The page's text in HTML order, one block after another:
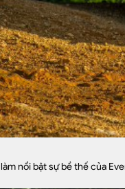
nổi bật sự bề thế của